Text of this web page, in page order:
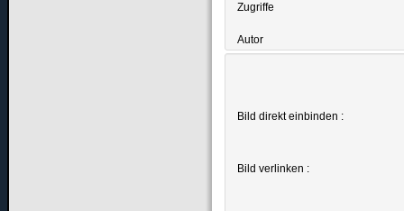
Zugriffe
Autor
Bild direkt einbinden :
Bild verlinken :